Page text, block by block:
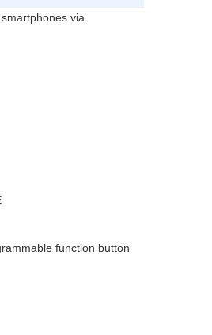
via
function button